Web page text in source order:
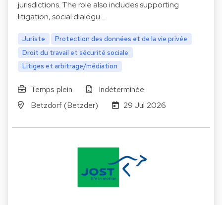
jurisdictions. The role also includes supporting
litigation, social dialogu…
Juriste
Protection des données et de la vie privée
Droit du travail et sécurité sociale
Litiges et arbitrage/médiation
Temps plein
Indéterminée
Betzdorf (Betzder)
29 Jul 2026